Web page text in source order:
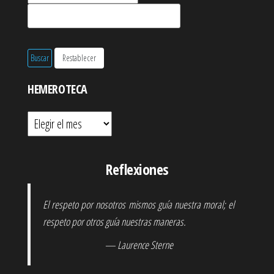
HEMEROTECA
Hemeroteca
Reflexiones
El respeto por nosotros mismos guía nuestra moral; el
respeto por otros guía nuestras maneras.
— Laurence Sterne